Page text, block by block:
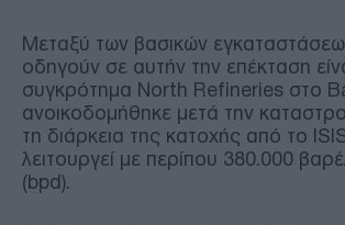
Μεταξύ των βασικών
οδηγούν σε αυτήν την επέκταση
συγκρότημα North Refineries στο
ανοικοδομήθηκε μετά την
τη διάρκεια της κατοχής από το
λειτουργεί με περίπου 380.000
(bpd).